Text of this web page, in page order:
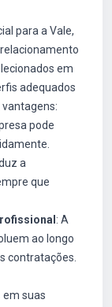
para a Vale,
em
adequados
pode
a
que
: A
ao longo
contratações.
em suas